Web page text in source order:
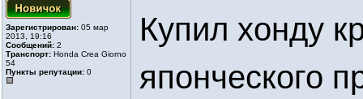
Зарегистрирован: 05 мар
2013, 19:16
Сообщений: 2
Транспорт: Honda Crea Giorno
54
Пункты репутации: 0
Купил хонду
японческого